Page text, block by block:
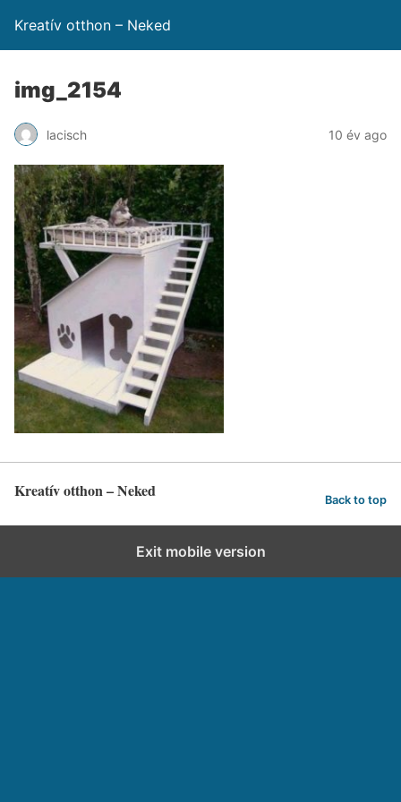
Kreatív otthon – Neked
img_2154
lacisch 10 év ago
Kreatív otthon – Neked Back to top
Exit mobile version